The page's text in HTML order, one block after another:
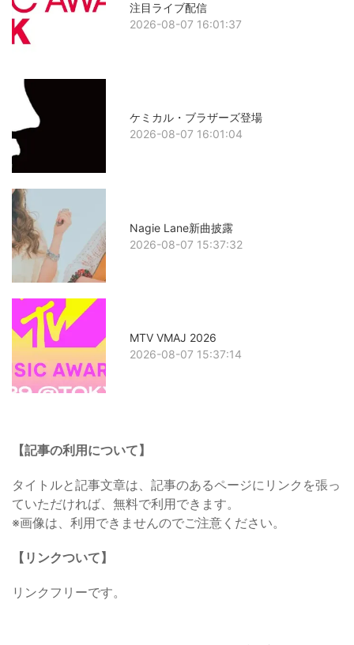
注目ライブ配信
2026-08-07 16:01:37
ケミカル・ブラザーズ登場
2026-08-07 16:01:04
Nagie Lane新曲披露
2026-08-07 15:37:32
MTV VMAJ 2026
2026-08-07 15:37:14
【記事の利用について】
タイトルと記事文章は、記事のあるページにリンクを張っ
ていただければ、無料で利用できます。
※画像は、利用できませんのでご注意ください。
【リンクついて】
リンクフリーです。